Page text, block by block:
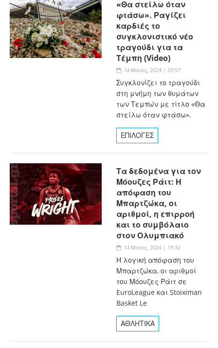
«Θα στείλω όταν
φτάσω». Ραγίζει
καρδιές το
συγκλονιστικό νέο
τραγούδι για τα
Τέμπη (Video)
14 Μάιος, 2024 | 20:57
Συγκλονίζει το τραγούδι
στη μνήμη των θυμάτων
των Τεμπών με τίτλο «Θα
στείλω όταν φτάσω».
ΕΠΙΛΟΓΕΣ
Τα δεδομένα για τον
Μόουζες Ράιτ: Η
απόφαση του
Μπαρτζώκα, οι
αριθμοί, η επιρροή
και το συμβόλαιο
στον Ολυμπιακό
14 Μάιος, 2024 | 19:32
Η λογική απόφαση του
Μπαρτζώκα, οι αριθμοί
του Μόουζες Ράιτ σε
EuroLeague και Stoiximan
Basket Le
ΑΘΛΗΤΙΚΑ